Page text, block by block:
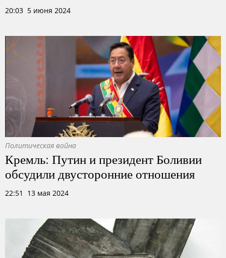
20:03 5 июня 2024
Политическая война
Кремль: Путин и президент Боливии
обсудили двусторонние отношения
22:51 13 мая 2024